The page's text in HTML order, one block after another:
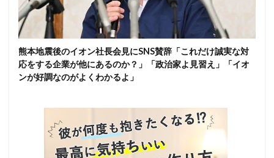
熊本地震後のイオン社長会見にSNS賛辞「これだけ誠実な対
応をする企業が他にあるのか？」「政治家よ見習え」「イオ
ンが好調なのがよくわかるよ」